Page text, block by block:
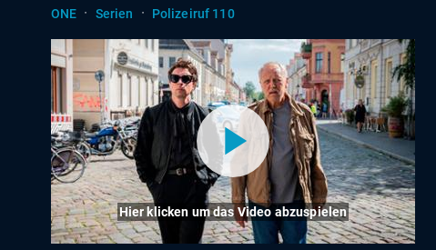
ONE · Serien · Polizeiruf 110
Hier klicken um das Video abzuspielen